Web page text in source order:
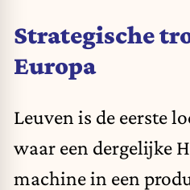
Strategische
Europa
Leuven is de eerste
waar een dergelijke
machine in een